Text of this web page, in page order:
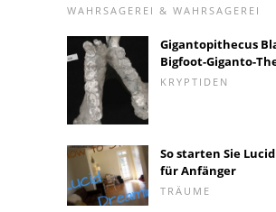
WAHRSAGEREI & WAHRSAGEREI
Gigantopithecus
Bigfoot-Giganto-
KRYPTIDEN
So starten Sie
für Anfänger
TRÄUME